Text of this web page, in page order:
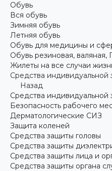
Обувь
Вся обувь
Зимняя обувь
Летняя обувь
Обувь для медицины и
Обувь резиновая,
Жилеты на все случаи
Средства индивидуальной
Назад
Средства индивидуальной
Безопасность рабочего
Дерматологические СИЗ
Защита коленей
Средства защиты головы
Средства защиты
Средства защиты лица и
Средства защиты органа